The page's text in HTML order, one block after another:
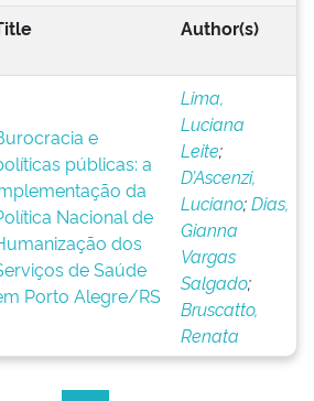
Author(s)
e
públicas: a
da
Nacional de
dos
de Saúde
Porto Alegre/RS
Lima,
Luciana
Leite;
D’Ascenzi,
Luciano;Dias,
Gianna
Vargas
Salgado;
Bruscatto,
Renata